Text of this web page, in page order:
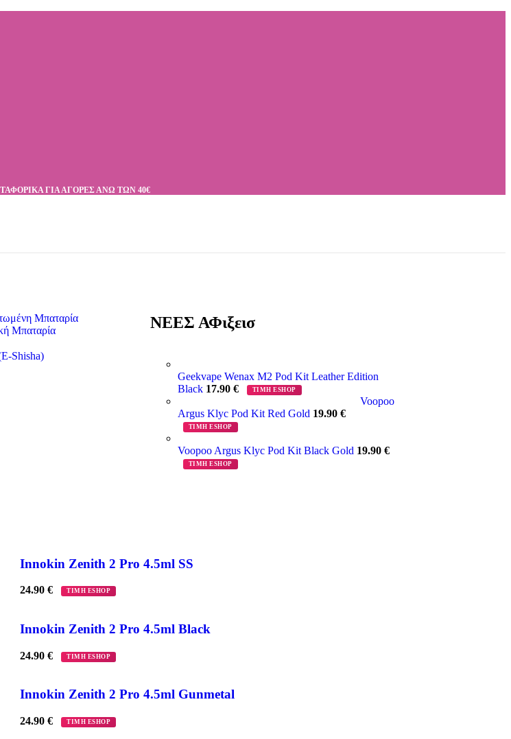
ΓΙΑ ΑΓΟΡΕΣ ΑΝΩ ΤΩΝ 40€
Μπαταρία
Μπαταρία
Shisha)
ΝΕΕΣ ΑΦιξεισ
Geekvape Wenax M2 Pod Kit Leather Edition
Black 17.90 € ΤΙΜΗ ESHOP
Voopoo
Argus Klyc Pod Kit Red Gold 19.90 €
ΤΙΜΗ ESHOP
Voopoo Argus Klyc Pod Kit Black Gold 19.90 €
ΤΙΜΗ ESHOP
Innokin Zenith 2 Pro 4.5ml SS
24.90 € ΤΙΜΗ ESHOP
Innokin Zenith 2 Pro 4.5ml Black
24.90 € ΤΙΜΗ ESHOP
Innokin Zenith 2 Pro 4.5ml Gunmetal
24.90 € ΤΙΜΗ ESHOP